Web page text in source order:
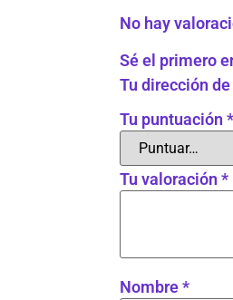
No hay
Sé el primero
Tu dirección
Tu puntuación *
Tu valoración *
Nombre*